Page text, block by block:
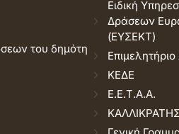
του δημότη
Ειδική
Δράσεων
(ΕΥΣΕΚΤ)
ΚΕΔΕ
Ε.Ε.Τ.Α.Α.